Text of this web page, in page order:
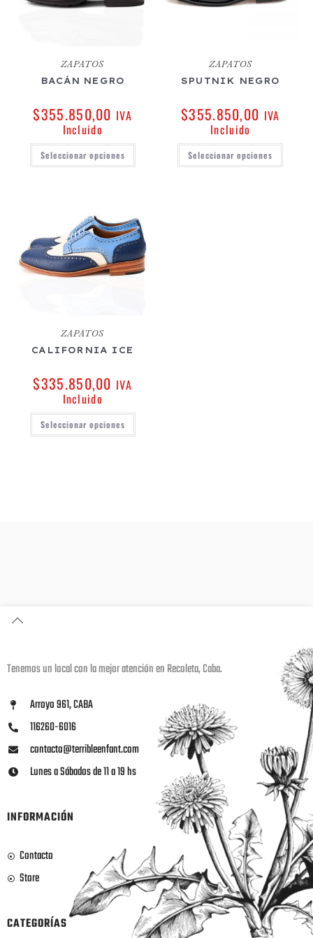
ZAPATOS
BACÁN NEGRO
$355.850,00 IVA
Incluido
Seleccionar opciones
ZAPATOS
SPUTNIK NEGRO
$355.850,00 IVA
Incluido
Seleccionar opciones
ZAPATOS
CALIFORNIA ICE
$335.850,00 IVA
Incluido
Seleccionar opciones
Tenemos un local con la mejor atención en Recoleta, Caba.
Arroyo 961, CABA
116260-6016
contacto@terribleenfant.com
Lunes a Sábados de 11 a 19 hs
INFORMACIÓN
Contacto
Store
CATEGORÍAS